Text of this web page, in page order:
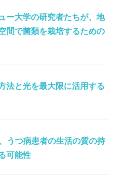
ー大学の研究者たちが、地
間で菌類を栽培するための
法と光を最大限に活用する
うつ病患者の生活の質の持
可能性